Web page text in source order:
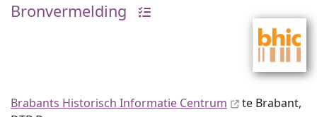
Bronvermelding
Brabants Historisch Informatie Centrum
te Brabant,